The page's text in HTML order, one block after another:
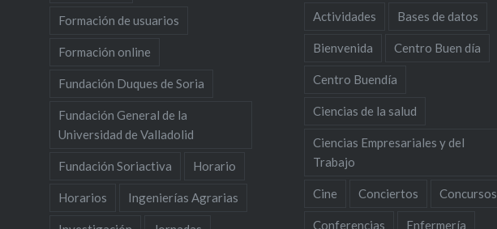
Formación de usuarios
Formación online
Fundación Duques de Soria
Fundación General de la
Universidad de Valladolid
Fundación Soriactiva Horario
Horarios Ingenierías Agrarias
Actividades Bases de datos
Bienvenida Centro Buen día
Centro Buendía
Ciencias de la salud
Ciencias Empresariales y del
Trabajo
Cine Conciertos Concursos
Conferencias Enfermería